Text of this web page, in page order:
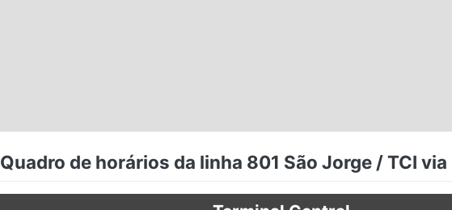
Quadro de horários da linha 801 São Jorge / TCI via